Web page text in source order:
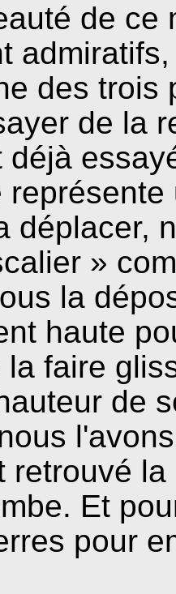
de ce
des trois
de la
déjà
déplacer,
»
la
haute
faire
de
retrouvé
Et
pour